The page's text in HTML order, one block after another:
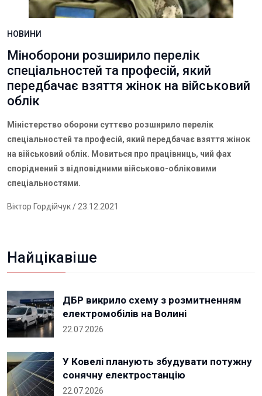
НОВИНИ
Міноборони розширило перелік
спеціальностей та професій, який
передбачає взяття жінок на військовий
облік
Міністерство оборони суттєво розширило перелік
спеціальностей та професій, який передбачає взяття жінок
на військовий облік. Мовиться про працівниць, чий фах
споріднений з відповідними військово-обліковими
спеціальностями.
Віктор Гордійчук/ 23.12.2021
Найцікавіше
ДБР викрило схему з розмитненням
електромобілів на Волині
22.07.2026
У Ковелі планують збудувати потужну
сонячну електростанцію
22.07.2026